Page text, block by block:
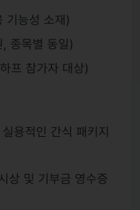
기능성 소재)
종목별 동일)
프 참가자 대상)
용적인 간식 패키지
상 및 기부금 영수증